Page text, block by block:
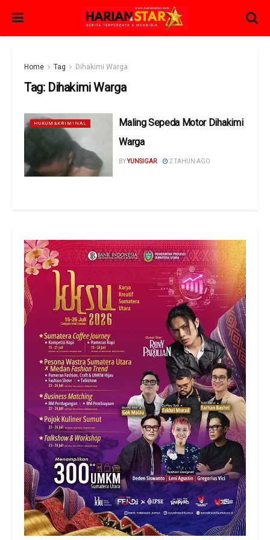
Home Tag Dihakimi Warga
Tag: Dihakimi Warga
HUKUM&KRIMINAL
Maling Sepeda Motor Dihakimi
Warga
BYYUNSIGAR 2 TAHUN AGO